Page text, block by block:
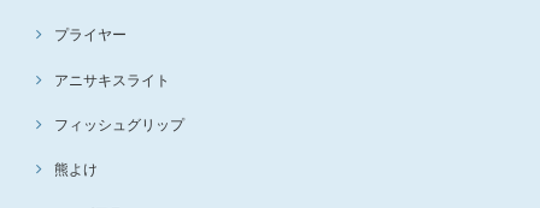
プライヤー
アニサキスライト
フィッシュグリップ
熊よけ